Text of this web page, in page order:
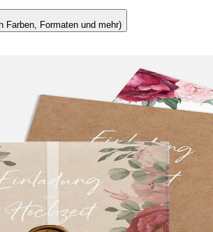
Farben, Formaten und mehr)